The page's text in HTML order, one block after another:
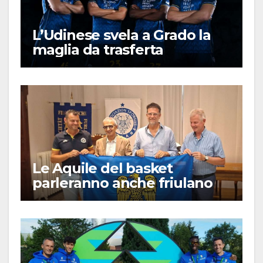
L’Udinese svela a Grado la
maglia da trasferta
Le Aquile del basket
parleranno anche friulano